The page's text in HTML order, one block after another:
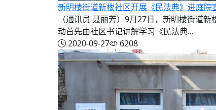
新明楼街道新楼社区开展《民法典》进庭院
（通讯员 聂丽芳）9月27日，新明楼街
动首先由社区书记讲解学习《民法典...
2020-09-27
6208